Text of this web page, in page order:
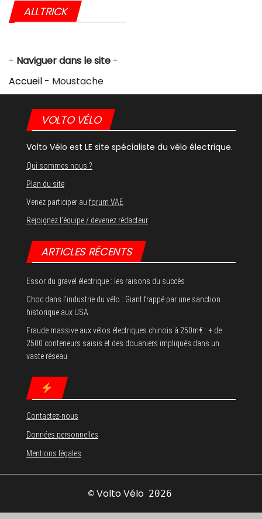
ALLTRICK
- Naviguer dans le site -
Accueil - Moustache
VOLTO VÉLO
Volto Vélo est LE site spécialiste du vélo électrique.
Qui sommes nous ?
Plan du site
Venez participer au forum VAE
Rejoignez l’équipe / devenez rédacteur
ARTICLES RÉCENTS
Essor du gravel électrique : les raisons du succès
Choc dans l’industrie du vélo : Giant frappé par une sanction
historique aux USA
Fraude massive aux vélos électriques chinois à 250m€ : + de
2500 conteneurs saisis et des douaniers impliqués dans un
vaste réseau
Contactez-nous
Données personnelles
Mentions légales
©Volto Vélo 2026